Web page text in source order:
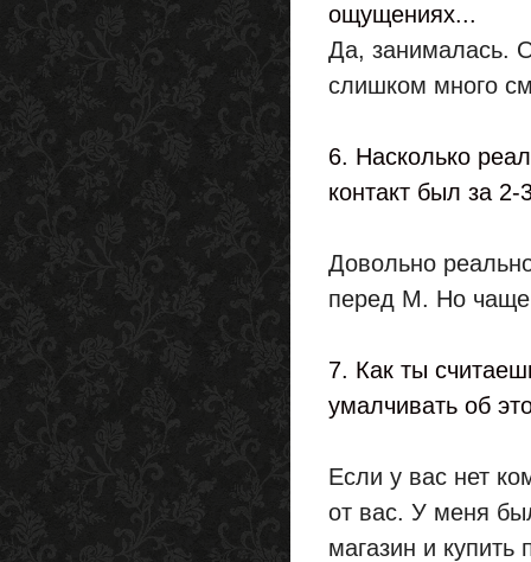
ощущениях...
Да, занималась.
слишком много
6. Насколько
контакт был за
Довольно
перед М. Но чаще
7. Как ты
умалчивать об
Если у вас нет
от вас. У меня
магазин и